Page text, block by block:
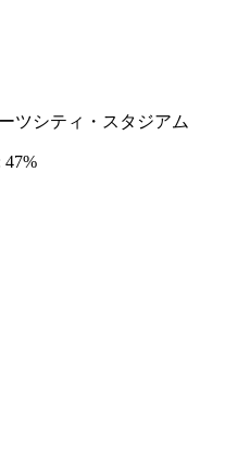
ツシティ・スタジアム
47%